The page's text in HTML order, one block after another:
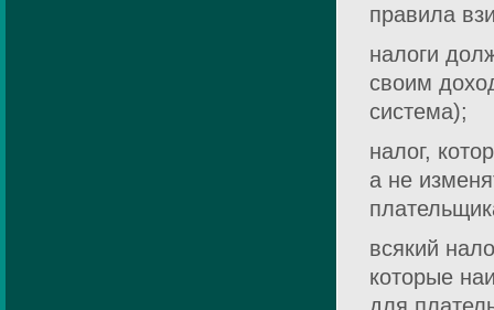
правила
налоги
своим
система);
налог,
а не
всякий
которые